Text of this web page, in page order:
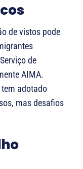
de vistos pode
de
AIMA.
tem adotado
mas desafios